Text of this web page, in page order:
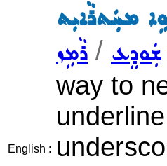
English :
ܡܚܲܬܪܵܐܝܼܬ
ܪܵܡܹܙ / ܫܲܘܕܸܥ
way to